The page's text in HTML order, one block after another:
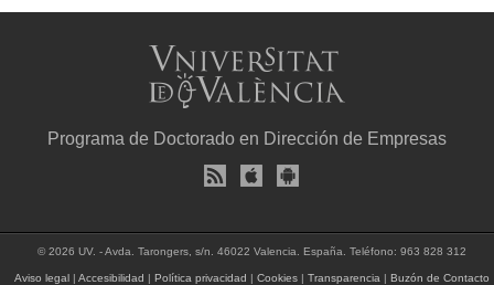
Programa de Doctorado en Dirección de Empresas
© 2026 UV. - Avda. Tarongers, s/n. 46022 Valencia. España. Teléfono: 963 828 312
Aviso legal |Accesibilidad |Política privacidad |Cookies |Transparencia |Buzón de Contacto